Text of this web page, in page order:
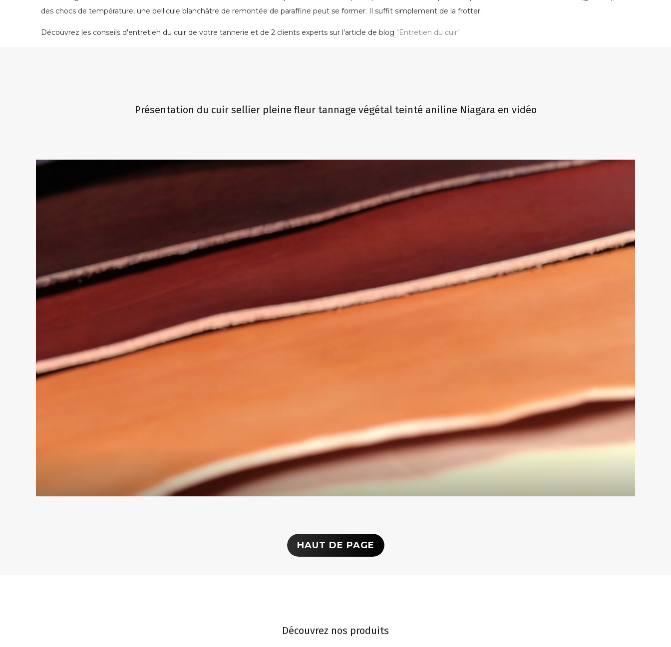
des chocs de température, une pellicule blanchâtre de remontée de paraffine peut se former. Il suffit simplement de la frotter.
Découvrez les conseils d'entretien du cuir de votre tannerie et de 2 clients experts sur l'article de blog "Entretien du cuir"
Présentation du cuir sellier pleine fleur tannage végétal teinté aniline Niagara en vidéo
HAUT DE PAGE
Découvrez nos produits